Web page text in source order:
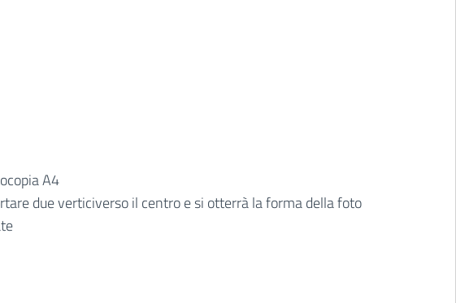
A4
due verticiverso il centro e si otterrà la forma della foto